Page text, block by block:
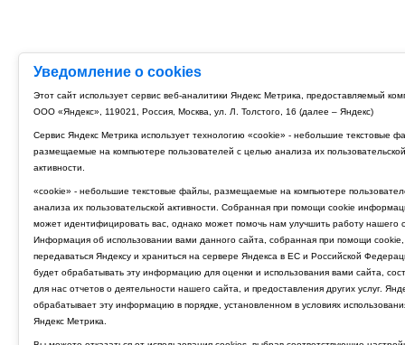
Уведомление о cookies
Этот сайт использует сервис веб-аналитики Яндекс Метрика, предоставляемый
ООО «Яндекс», 119021, Россия, Москва, ул. Л. Толстого, 16 (далее – Яндекс)
Сервис Яндекс Метрика использует технологию «cookie» - небольшие текстовые
размещаемые на компьютере пользователей с целью анализа их пользовательской
активности.
«cookie» - небольшие текстовые файлы, размещаемые на компьютере
анализа их пользовательской активности. Собранная при помощи cookie
может идентифицировать вас, однако может помочь нам улучшить работу нашего
Информация об использовании вами данного сайта, собранная при помощи cookie,
передаваться Яндексу и храниться на сервере Яндекса в ЕС и Российской
будет обрабатывать эту информацию для оценки и использования вами сайта,
для нас отчетов о деятельности нашего сайта, и предоставления других услуг.
обрабатывает эту информацию в порядке, установленном в условиях
Яндекс Метрика.